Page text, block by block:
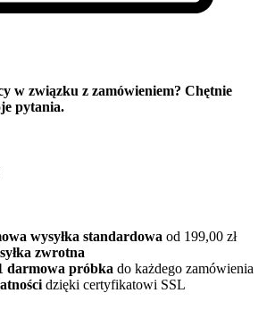
w związku z zamówieniem? Chętnie
pytania.
wysyłka standardowa od 199,00 zł
zwrotna
darmowa próbka do każdego zamówienia
dzięki certyfikatowi SSL